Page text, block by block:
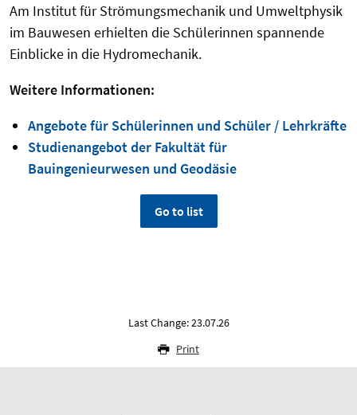
Am Institut für Strömungsmechanik und Umweltphysik
im Bauwesen erhielten die Schülerinnen spannende
Einblicke in die Hydromechanik.
Weitere Informationen:
Angebote für Schülerinnen und Schüler / Lehrkräfte
Studienangebot der Fakultät für
Bauingenieurwesen und Geodäsie
Go to list
Last Change: 23.07.26
Print